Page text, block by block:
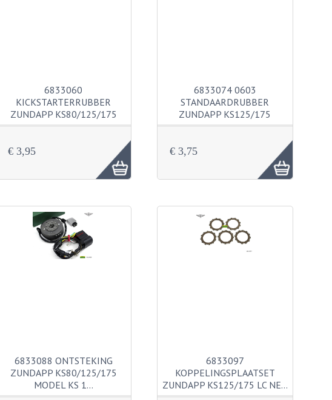
6833060
KICKSTARTERRUBBER
ZUNDAPP KS80/125/175
€ 3,95
6833074 0603
STANDAARDRUBBER
ZUNDAPP KS125/175
€ 3,75
6833088 ONTSTEKING
ZUNDAPP KS80/125/175
MODEL KS 1…
6833097
KOPPELINGSPLAATSET
ZUNDAPP KS125/175 LC NE…